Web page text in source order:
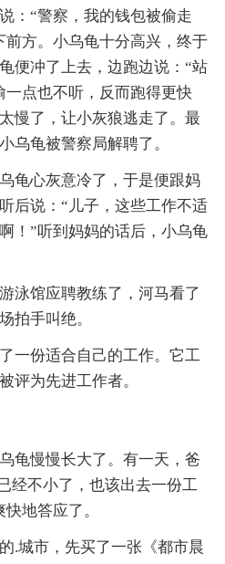
：“警察，我的钱包被偷走
前方。小乌龟十分高兴，终于
便冲了上去，边跑边说：“站
一点也不听，反而跑得更快
慢了，让小灰狼逃走了。最
乌龟被警察局解聘了。
心灰意冷了，于是便跟妈
后说：“儿子，这些工作不适
！”听到妈妈的话后，小乌龟
馆应聘教练了，河马看了
拍手叫绝。
份适合自己的工作。它工
评为先进工作者。
慢慢长大了。有一天，爸
经不小了，也该出去一份工
地答应了。
市，先买了一张《都市晨